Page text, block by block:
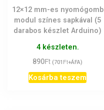
12×12 mm-es nyomógomb
modul színes sapkával (5
darabos készlet Arduino)
4 készleten.
890Ft (701 Ft+ÁFA)
Kosárba teszem